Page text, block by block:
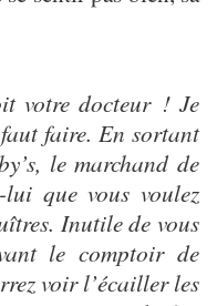
votre docteur ! Je
faire. En sortant
le marchand de
que vous voulez
Inutile de vous
le comptoir de
voir l’écailler les